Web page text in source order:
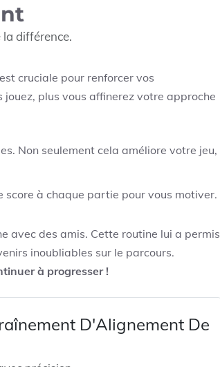
différence.
cruciale pour renforcer vos
plus vous affinerez votre approche
Non seulement cela améliore votre jeu,
score à chaque partie pour vous motiver.
avec des amis. Cette routine lui a permis
inoubliables sur le parcours.
à progresser !
D'Alignement De